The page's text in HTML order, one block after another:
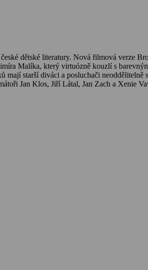
dětské literatury. Nová filmová verze
Malíka, který virtuózně kouzlí s
starší diváci a posluchači
Jan Klos, Jiří Látal, Jan Zach a Xenie